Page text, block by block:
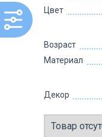
Цвет
Возраст
Материал
Декор
Товар